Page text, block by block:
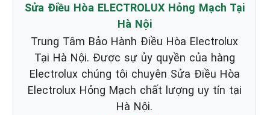
Sửa Điều Hòa ELECTROLUX Hỏng Mạch Tại
Hà Nội
Trung Tâm Bảo Hành Điều Hòa Electrolux
Tại Hà Nội. Được sự ủy quyền của hàng
Electrolux chúng tôi chuyên Sửa Điều Hòa
Electrolux Hỏng Mạch chất lượng uy tín tại
Hà Nội.